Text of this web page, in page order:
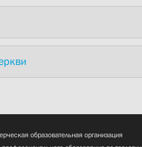
образовательная организация